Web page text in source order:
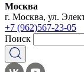
Москва
г. Москва, ул.
+7 (962)567-23-05
Поиск